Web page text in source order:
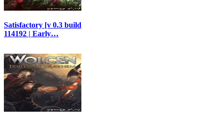
Satisfactory [v 0.3 build
114192 | Early…